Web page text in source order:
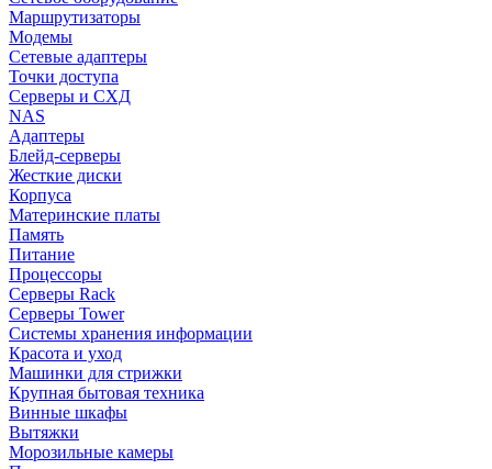
Маршрутизаторы
Модемы
Сетевые адаптеры
Точки доступа
Серверы и СХД
NAS
Адаптеры
Блейд-серверы
Жесткие диски
Корпуса
Материнские платы
Память
Питание
Процессоры
Серверы Rack
Серверы Tower
Системы хранения информации
Красота и уход
Машинки для стрижки
Крупная бытовая техника
Винные шкафы
Вытяжки
Морозильные камеры